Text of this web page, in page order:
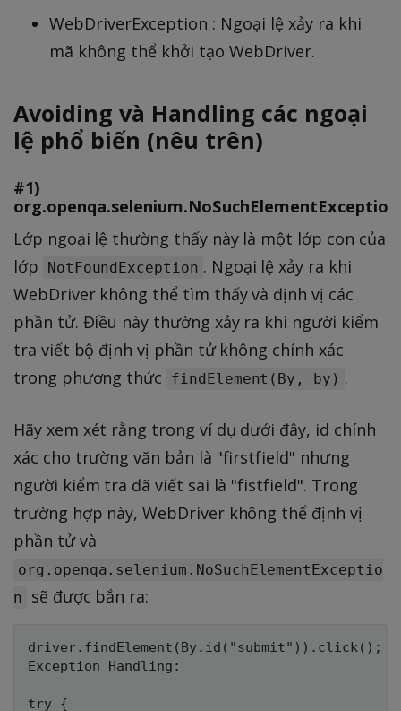
WebDriverException : Ngoại lệ xảy ra khi
mã không thể khởi tạo WebDriver.
Avoiding và Handling các ngoại
lệ phổ biến (nêu trên)
#1)
org.openqa.selenium.NoSuchElementException
Lớp ngoại lệ thường thấy này là một lớp con của
lớp
NotFoundException . Ngoại lệ xảy ra khi
WebDriver không thể tìm thấy và định vị các
phần tử. Điều này thường xảy ra khi người kiểm
tra viết bộ định vị phần tử không chính xác
trong phương thức
findElement(By, by) .
Hãy xem xét rằng trong ví dụ dưới đây, id chính
xác cho trường văn bản là "firstfield" nhưng
người kiểm tra đã viết sai là "fistfield". Trong
trường hợp này, WebDriver không thể định vị
phần tử và
org.openqa.selenium.NoSuchElementExceptio
n
sẽ được bắn ra:
driver.findElement(By.id("submit")).click();
Exception Handling:
try {